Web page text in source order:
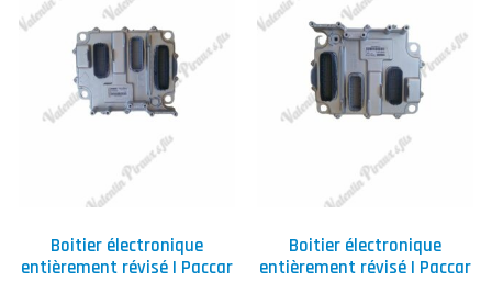
Boitier électronique
entièrement révisé | Paccar
Boitier électronique
entièrement révisé | Paccar